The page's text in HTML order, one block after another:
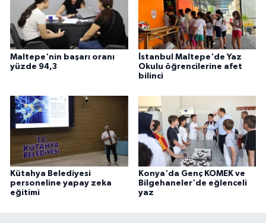
Maltepe'nin başarı oranı
yüzde 94,3
İstanbul Maltepe'de Yaz
Okulu öğrencilerine afet
bilinci
Kütahya Belediyesi
personeline yapay zeka
eğitimi
Konya'da Genç KOMEK ve
Bilgehaneler'de eğlenceli
yaz